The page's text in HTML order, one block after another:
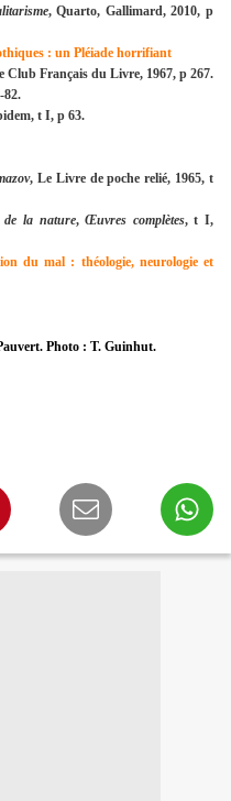
, Quarto, Gallimard, 2010, p
: un Pléiade horrifiant
Club Français du Livre, 1967, p 267.
82.
t I, p 63.
, Le Livre de poche relié, 1965, t
de la nature,Œuvres complètes, t I,
du mal : théologie, neurologie et
Photo : T. Guinhut.